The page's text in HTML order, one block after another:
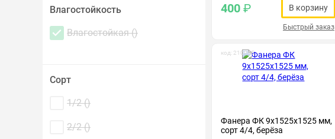
Влагостойкость
Влагостойкая ()
Сорт
1/2 ()
2/2 ()
400 ₽ В корзину
Быстрый заказ
код: 210005
Фанера ФК 9х1525х1525 мм,
сорт 4/4, берёза